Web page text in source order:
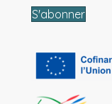
S'abonner